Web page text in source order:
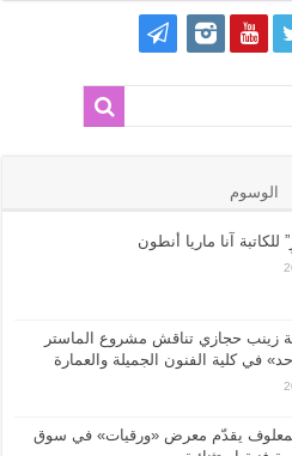
الوسوم
آنا ماريا أنطون
زينب حجازي تناقش مشروع الماستر
في كلية الفنون الجميلة والعمارة
يقدّم معرض «ورقيات» في سوق